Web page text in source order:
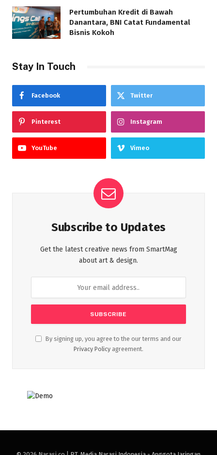
Pertumbuhan Kredit di Bawah
Danantara, BNI Catat Fundamental
Bisnis Kokoh
Stay In Touch
Facebook Twitter
Pinterest Instagram
YouTube Vimeo
Subscribe to Updates
Get the latest creative news from SmartMag
about art & design.
By signing up, you agree to the our terms and our
Privacy Policy agreement.